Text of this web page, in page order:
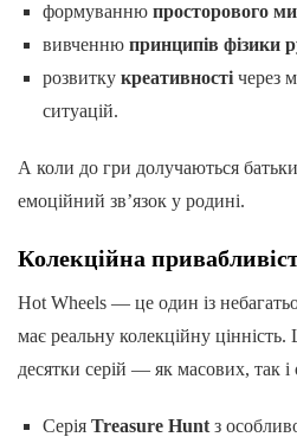
формуванню просторового
вивченню принципів фізики
розвитку креативностічерез
ситуацій.
А коли до гри долучаються
емоційний зв’язок у родині.
Колекційна
Hot Wheels — це один із
має реальну колекційну
десятки серій — як масових, так
Серія Treasure Huntз